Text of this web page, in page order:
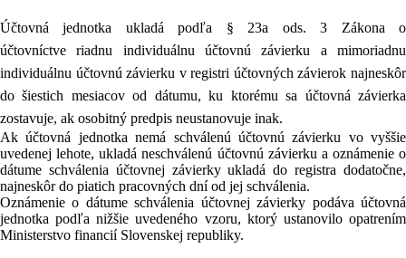
Účtovná jednotka ukladá podľa § 23a ods. 3 Zákona o
účtovníctve riadnu individuálnu účtovnú závierku a mimoriadnu
individuálnu účtovnú závierku v registri účtovných závierok najneskôr
do šiestich mesiacov od dátumu, ku ktorému sa účtovná závierka
zostavuje, ak osobitný predpis neustanovuje inak.
Ak účtovná jednotka nemá schválenú účtovnú závierku vo vyššie
uvedenej lehote, ukladá neschválenú účtovnú závierku a oznámenie o
dátume schválenia účtovnej závierky ukladá do registra dodatočne,
najneskôr do piatich pracovných dní od jej schválenia.
Oznámenie o dátume schválenia účtovnej závierky podáva účtovná
jednotka podľa nižšie uvedeného vzoru, ktorý ustanovilo opatrením
Ministerstvo financií Slovenskej republiky.